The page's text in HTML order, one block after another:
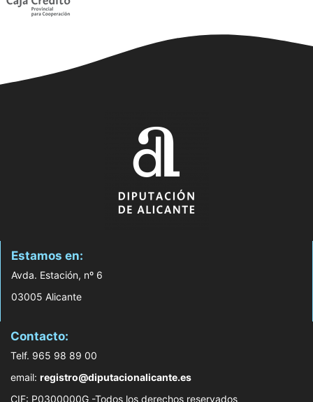
Estamos en:
Avda. Estación, nº 6
03005 Alicante
Contacto:
Telf. 965 98 89 00
email: registro@diputacionalicante.es
CIF: P0300000G -Todos los derechos reservados